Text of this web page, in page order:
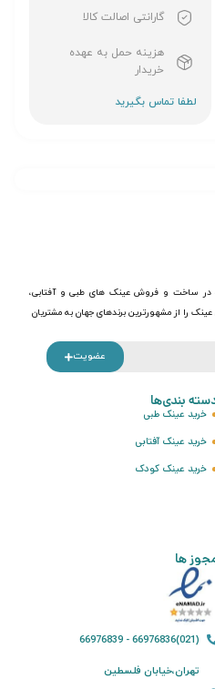
گارانتی اصالت کالا
هزینه حمل به عهده
خریدار
بیش از ۳۵سال سابقه در ساخت و فروش عینک های طبی و آفتابی،
را از مشهورترین برندهای جهان به مشتریان
عضویت
بندی‌ها
خرید عینک طبی
خرید عینک آفتابی
خرید عینک کودک
ها
(021)66976836 - 66976839
تهران،خیابان فلسطین